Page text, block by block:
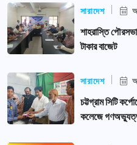
সারাদেশ
শাহরাস্তি
টাকার বাজেট
সারাদেশ
চট্টগ্রাম সিটি
কলেজে